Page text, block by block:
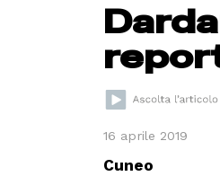
16 aprile 2019
Cuneo